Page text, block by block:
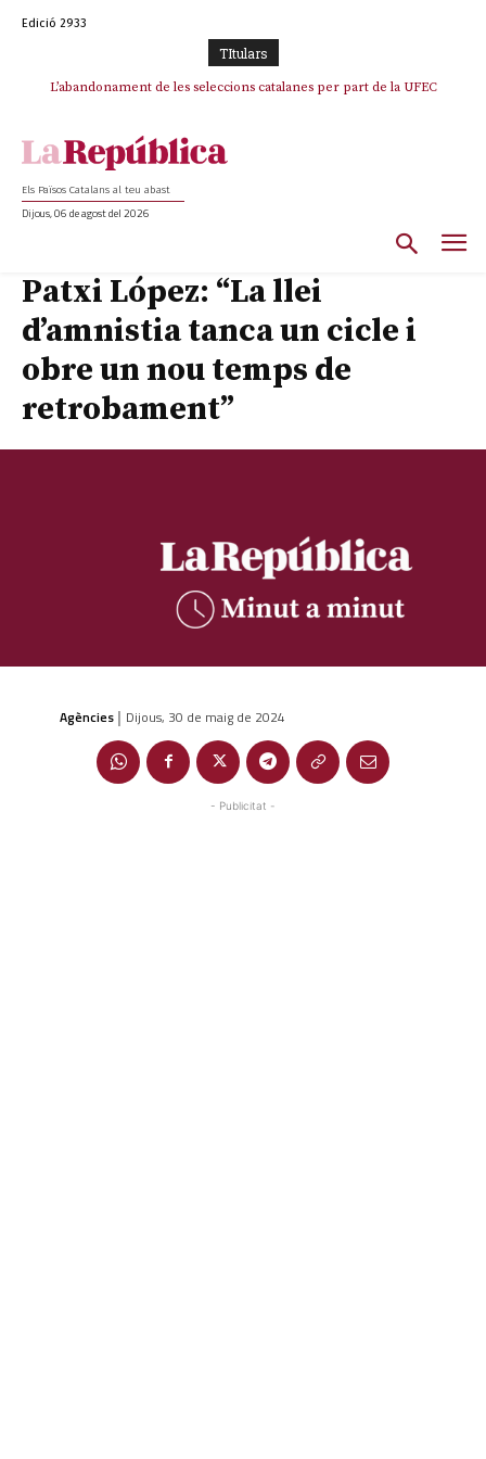
Edició 2933
TItulars
L’abandonament de les seleccions catalanes per part de la UFEC
Els Països Catalans al teu abast
Dijous, 06 de agost del 2026
Patxi López: “La llei
d’amnistia tanca un cicle i
obre un nou temps de
retrobament”
Agències | Dijous, 30 de maig de 2024
- Publicitat -